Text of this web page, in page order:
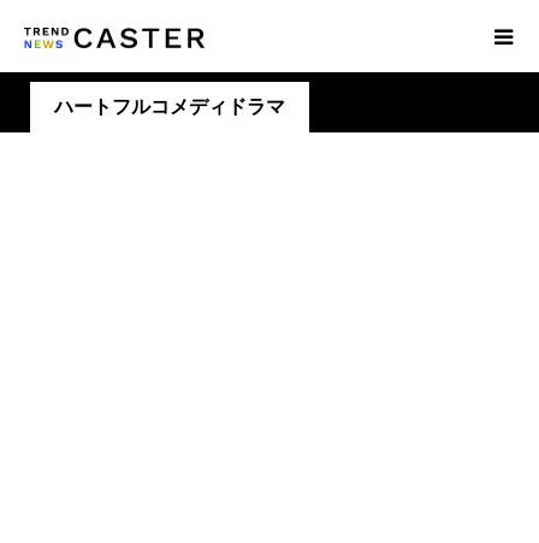
ハートフルコメディドラマ